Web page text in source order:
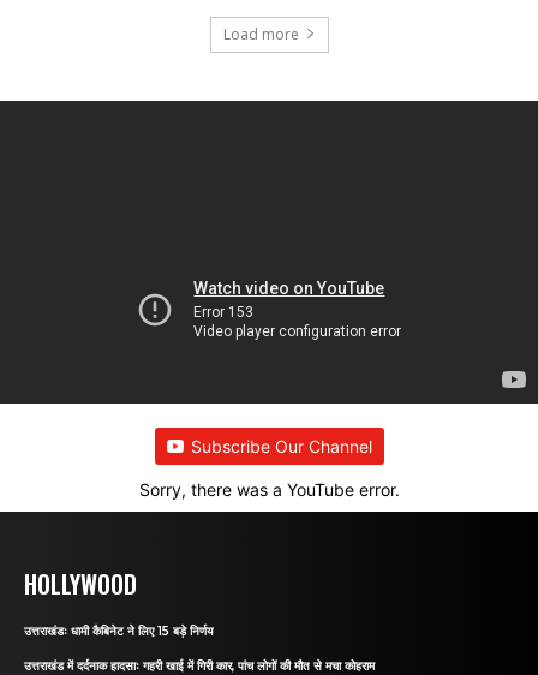
Load more
Subscribe Our Channel
Sorry, there was a YouTube error.
HOLLYWOOD
उत्तराखंडः धामी कैबिनेट ने लिए 15 बड़े निर्णय
उत्तराखंड में दर्दनाक हादसाः गहरी खाई में गिरी कार, पांच लोगों की मौत से मचा कोहराम